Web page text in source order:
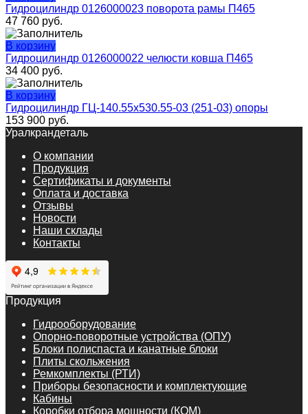
Гидроцилиндр 0126000023 поворота рамы П465
47 760 руб.
В корзину
Гидроцилиндр 0126000022 челюсти ковша П465
34 400 руб.
В корзину
Гидроцилиндр ГЦ-140.55х530.55-03 (251-03) опоры
153 900 руб.
Уралкрандеталь
О компании
Продукция
Сертификаты и документы
Оплата и доставка
Отзывы
Новости
Наши склады
Контакты
Продукция
Гидрооборудование
Опорно-поворотные устройства (ОПУ)
Блоки полиспаста и канатные блоки
Плиты скольжения
Ремкомплекты (РТИ)
Приборы безопасности и комплектующие
Кабины
Коробки отбора мощности (КОМ)